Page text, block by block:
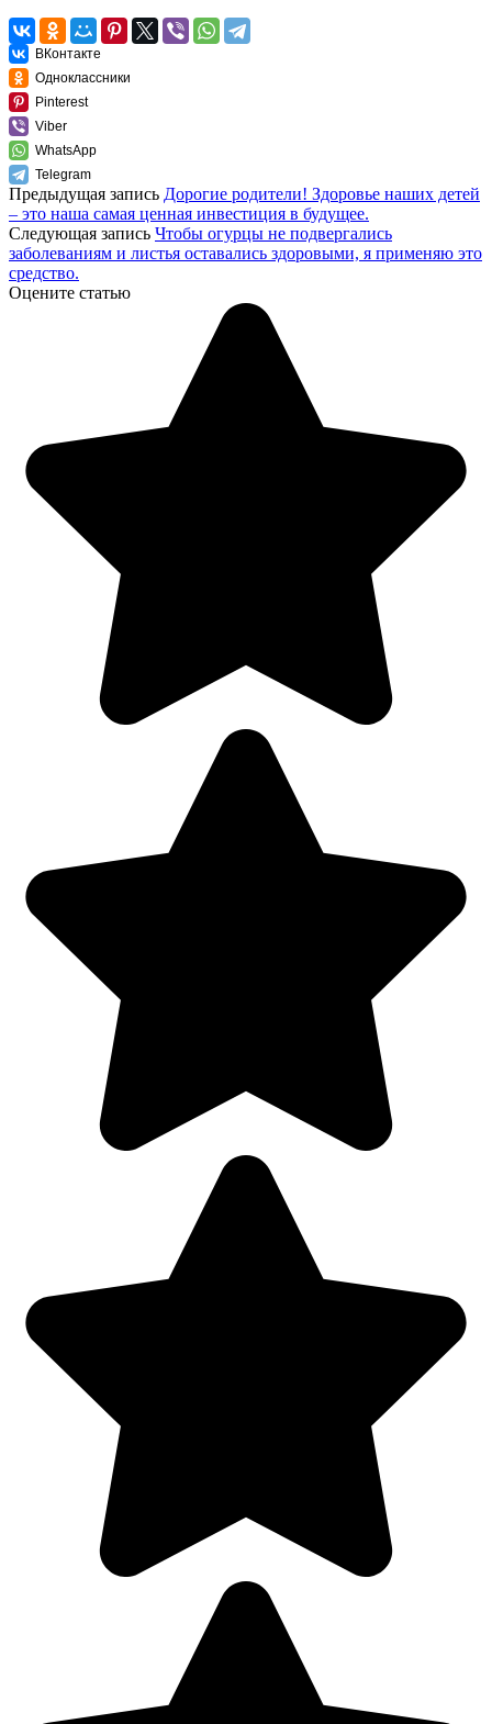
ВКонтакте
Одноклассники
Pinterest
Viber
WhatsApp
Telegram
Предыдущая запись Дорогие родители! Здоровье наших детей
– это наша самая ценная инвестиция в будущее.
Следующая запись Чтобы огурцы не подвергались
заболеваниям и листья оставались здоровыми, я применяю это
средство.
Оцените статью